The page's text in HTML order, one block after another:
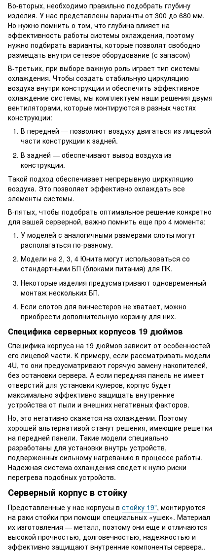
Во-вторых, необходимо правильно подобрать глубину
изделия. У нас представлены варианты от 300 до 680 мм.
Но нужно помнить о том, что глубина влияет на
эффективность работы системы охлаждения, поэтому
нужно подбирать варианты, которые позволят свободно
размещать внутри сетевое оборудование (с запасом)
В-третьих, при выборе важную роль играет тип системы
охлаждения. Чтобы создать стабильную циркуляцию
воздуха внутри конструкции и обеспечить эффективное
охлаждение системы, мы комплектуем наши решения двумя
вентиляторами, которые монтируются в разных частях
конструкции:
В передней — позволяют воздуху двигаться из лицевой
части конструкции к задней.
В задней — обеспечивают вывод воздуха из
конструкции.
Такой подход обеспечивает непрерывную циркуляцию
воздуха. Это позволяет эффективно охлаждать все
элементы системы.
В-пятых, чтобы подобрать оптимальное решение конкретно
для вашей серверной, важно помнить еще про 4 момента:
У моделей с аналогичными размерами слоты могут
располагаться по-разному.
Модели на 2, 3, 4 Юнита могут использоваться со
стандартными БП (блоками питания) для ПК.
Некоторые изделия предусматривают одновременный
монтаж нескольких БП.
Если слотов для винчестеров не хватает, можно
приобрести дополнительную корзину для них.
Специфика серверных корпусов 19 дюймов
Специфика корпуса на 19 дюймов зависит от особенностей
его лицевой части. К примеру, если рассматривать модели
4U, то они предусматривают горячую замену накопителей,
без остановки сервера. А если передняя панель не имеет
отверстий для установки кулеров, корпус будет
максимально эффективно защищать внутренние
устройства от пыли и внешних негативных факторов.
Но, это негативно скажется на охлаждении. Поэтому
хорошей альтернативой станут решения, имеющие решетки
на передней панели. Такие модели специально
разработаны для установки внутрь устройств,
подверженных сильному нагреванию в процессе работы.
Надежная система охлаждения сведет к нулю риски
перегрева подобных устройств.
Серверный корпус в стойку
Представленные у нас корпусы в стойку 19", монтируются
на рэки стойки при помощи специальных «ушек». Материал
их изготовления — металл, поэтому они еще и отличаются
высокой прочностью, долговечностью, надежностью и
эффективно защищают внутренние компоненты сервера..